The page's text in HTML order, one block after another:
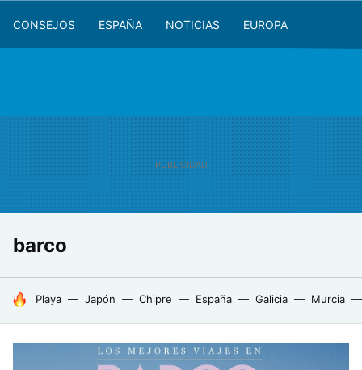
CONSEJOS ESPAÑA NOTICIAS EUROPA
barco
HOY SE HABLA DE
Playa Japón Chipre España Galicia Murcia